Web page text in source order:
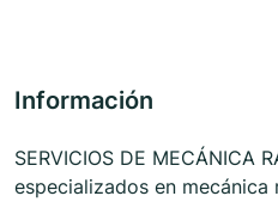
Información
SERVICIOS DE MECÁNICA
especializados en